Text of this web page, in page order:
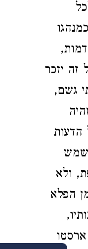
זה יזכר
גשם,
שמש
ולא
הפלא